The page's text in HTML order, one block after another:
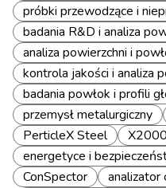
próbki przewodzące i
badania R&D i analiza
analiza powierzchni i
kontrola jakości i analiza
badania powłok i profili
przemysł metalurgiczny
PerticleX Steel
X2000
energetyce i
ConSpector
analizator